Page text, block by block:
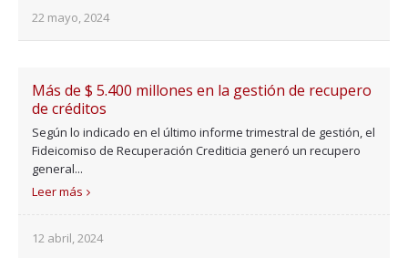
22 mayo, 2024
Más de $ 5.400 millones en la gestión de recupero
de créditos
Según lo indicado en el último informe trimestral de gestión, el
Fideicomiso de Recuperación Crediticia generó un recupero
general...
Leer más
12 abril, 2024